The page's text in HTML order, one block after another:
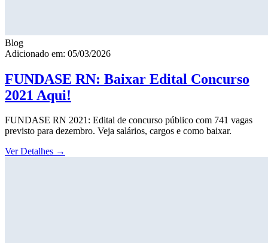
Blog
Adicionado em: 05/03/2026
FUNDASE RN: Baixar Edital Concurso
2021 Aqui!
FUNDASE RN 2021: Edital de concurso público com 741 vagas
previsto para dezembro. Veja salários, cargos e como baixar.
Ver Detalhes →